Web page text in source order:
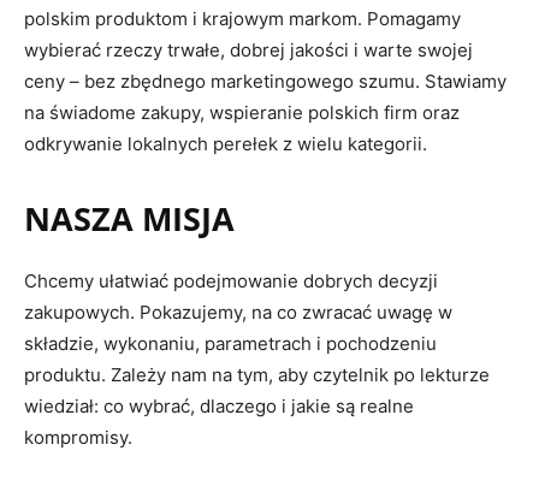
polskim produktom i krajowym markom. Pomagamy
wybierać rzeczy trwałe, dobrej jakości i warte swojej
ceny – bez zbędnego marketingowego szumu. Stawiamy
na świadome zakupy, wspieranie polskich firm oraz
odkrywanie lokalnych perełek z wielu kategorii.
NASZA MISJA
Chcemy ułatwiać podejmowanie dobrych decyzji
zakupowych. Pokazujemy, na co zwracać uwagę w
składzie, wykonaniu, parametrach i pochodzeniu
produktu. Zależy nam na tym, aby czytelnik po lekturze
wiedział: co wybrać, dlaczego i jakie są realne
kompromisy.